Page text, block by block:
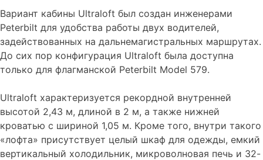
Вариант кабины Ultraloft был создан инженерами
Peterbilt для удобства работы двух водителей,
задействованных на дальнемагистральных маршрутах.
До сих пор конфигурация Ultraloft была доступна
только для флагманской Peterbilt Model 579.
Ultraloft характеризуется рекордной внутренней
высотой 2,43 м, длиной в 2 м, а также нижней
кроватью с шириной 1,05 м. Кроме того, внутри такого
«лофта» присутствует целый шкаф для одежды, емкий
вертикальный холодильник, микроволновая печь и 32-